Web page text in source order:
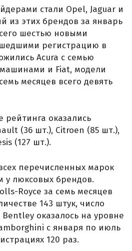
стали Opel, Jaguar и
из этих брендов за январь
шестью новыми
регистрацию в
Acura с семью
и Fiat, модели
месяцев всего девять
рейтинга оказались
(36 шт.), Citroen (85 шт.),
(127 шт.).
перечисленных марок
у люксовых брендов.
Royce за семь месяцев
143 штук, число
оказалось на уровне
с января по июль
120 раз.